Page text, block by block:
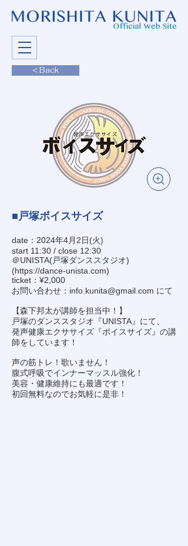
< Back
■戸塚ボイスサイズ
date：2024年4月2日(火)
start 11:30 / close 12:30
＠UNISTA(戸塚ダンススタジオ)
(https://dance-unista.com)
ticket：¥2,000
お問い合わせ： info.kunita@gmail.com にて
【森下邦太が講師を担当中！】
戸塚のダンススタジオ『UNISTA』にて、
発声健康エクササイズ『ボイスサイズ』の講
師をしています！
声の筋トレ！歌いません！
腹式呼吸でインナーマッスル強化！
美容・健康維持にも最適です！
初回無料なのでお気軽に是非！